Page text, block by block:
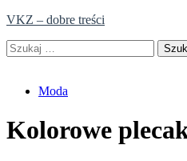
Skip
content
VKZ – dobre treści
Szukaj:
Moda
Kolorowe